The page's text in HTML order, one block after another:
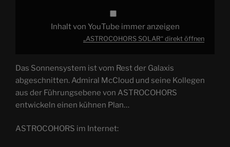
Inhalt von YouTube immer anzeigen
„ASTROCOHORS SOLAR“ direkt öffnen
Das Sonnensystem ist vom Rest der Galaxis
abgeschnitten. Admiral McCloud und seine Kollegen
aus der Führungsebene von ASTROCOHORS
entwickeln einen kühnen Plan…
ASTROCOHORS im Internet: